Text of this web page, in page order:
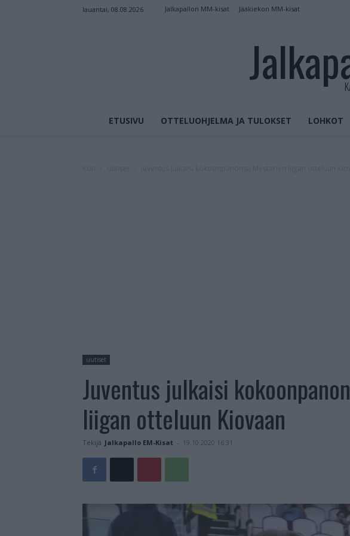
lauantai, 08.08.2026 Jalkapallon MM-kisat Jääkiekon MM-kisat
ETUSIVU OTTELUOHJELMA JA TULOKSET LOHKOT
uutiset
Juventus julkaisi
liigan otteluun Kiovaan
Tekijä Jalkapallo EM-Kisat - 19.10.2020 16:31